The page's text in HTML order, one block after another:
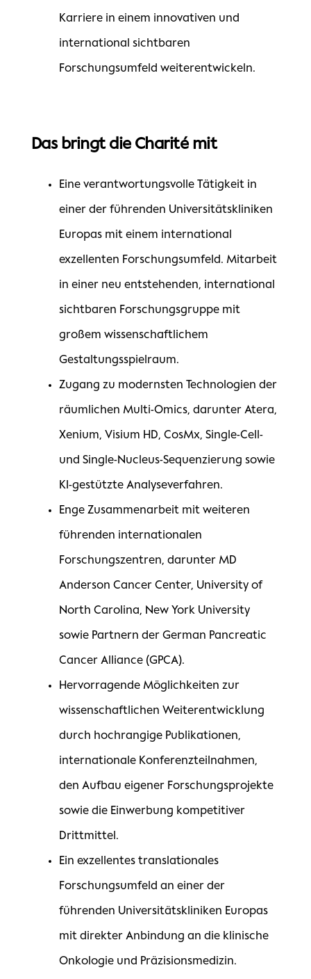
Karriere in einem innovativen und
international sichtbaren
Forschungsumfeld weiterentwickeln.
Das bringt die Charité mit
Eine verantwortungsvolle Tätigkeit in
einer der führenden Universitätskliniken
Europas mit einem international
exzellenten Forschungsumfeld. Mitarbeit
in einer neu entstehenden, international
sichtbaren Forschungsgruppe mit
großem wissenschaftlichem
Gestaltungsspielraum.
Zugang zu modernsten Technologien der
räumlichen Multi-Omics, darunter Atera,
Xenium, Visium HD, CosMx, Single-Cell-
und Single-Nucleus-Sequenzierung sowie
KI-gestützte Analyseverfahren.
Enge Zusammenarbeit mit weiteren
führenden internationalen
Forschungszentren, darunter MD
Anderson Cancer Center, University of
North Carolina, New York University
sowie Partnern der German Pancreatic
Cancer Alliance (GPCA).
Hervorragende Möglichkeiten zur
wissenschaftlichen Weiterentwicklung
durch hochrangige Publikationen,
internationale Konferenzteilnahmen,
den Aufbau eigener Forschungsprojekte
sowie die Einwerbung kompetitiver
Drittmittel.
Ein exzellentes translationales
Forschungsumfeld an einer der
führenden Universitätskliniken Europas
mit direkter Anbindung an die klinische
Onkologie und Präzisionsmedizin.